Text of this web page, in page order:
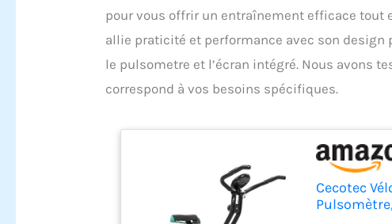
pour vous offrir un entraînement efficace tout
allie praticité et performance avec son
le pulsometre et l’écran intégré. Nous avons
correspond à vos besoins spécifiques.
Cecotec